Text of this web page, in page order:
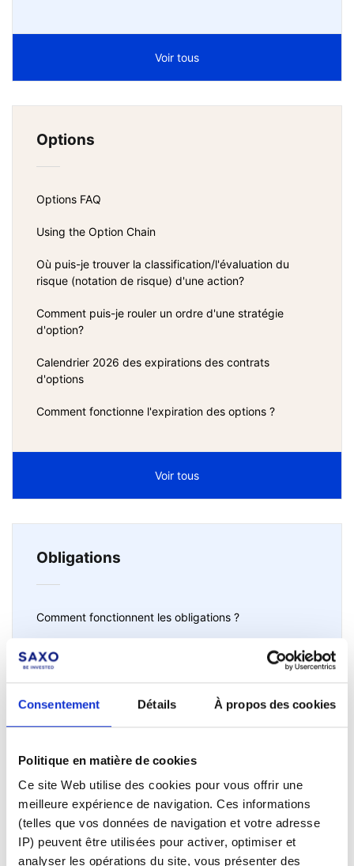
Consentement Détails À propos des cookies
Politique en matière de cookies
Ce site Web utilise des cookies pour vous offrir une
meilleure expérience de navigation. Ces informations
(telles que vos données de navigation et votre adresse
IP) peuvent être utilisées pour activer, optimiser et
analyser les opérations du site, vous présenter des
Voir tous
Options
Options FAQ
Using the Option Chain
Où puis-je trouver la classification/l'évaluation du
risque (notation de risque) d'une action?
Comment puis-je rouler un ordre d'une stratégie
d'option?
Calendrier 2026 des expirations des contrats
d'options
Comment fonctionne l'expiration des options ?
Voir tous
Obligations
Comment fonctionnent les obligations ?
Intérêts courus sur les obligations
La notation de risque des obligations (credit
rating)
Obligations dans SaxoInvestor
Impôts sur les obligations.
Voir tous